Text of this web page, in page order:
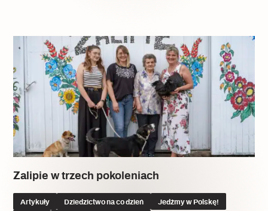
Zalipie w trzech pokoleniach
Artykuły Dziedzictwo na co dzień Jedźmy w Polskę!